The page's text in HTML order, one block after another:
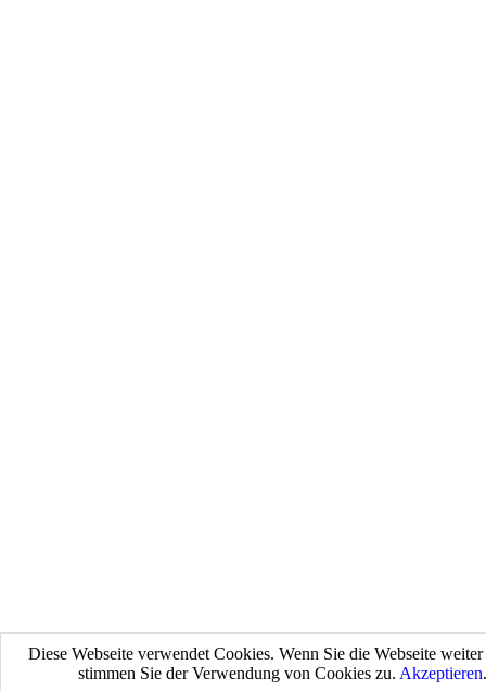
Diese Webseite verwendet Cookies. Wenn Sie die Webseite weiter
stimmen Sie der Verwendung von Cookies zu. Akzeptieren.